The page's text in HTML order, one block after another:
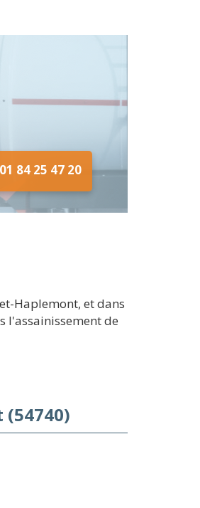
01 84 25 47 20
Haplemont, et dans
l'assainissement de